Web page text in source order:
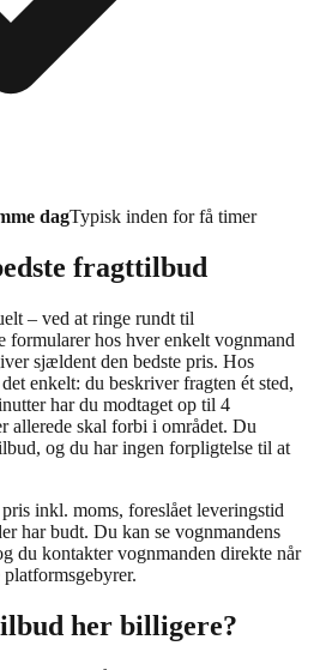
dagTypisk inden for få timer
fragttilbud
– ved at ringe rundt til
formularer hos hver enkelt vognmand
sjældent den bedste pris. Hos
enkelt: du beskriver fragten ét sted,
har du modtaget op til 4
allerede skal forbi i området. Du
og du har ingen forpligtelse til at
inkl. moms, foreslået leveringstid
har budt. Du kan se vognmandens
du kontakter vognmanden direkte når
her billigere?